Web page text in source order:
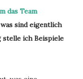
das Team
sind eigentlich
stelle ich Beispiele